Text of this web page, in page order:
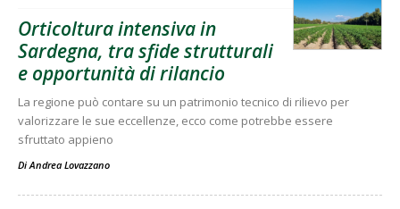
Orticoltura intensiva in
Sardegna, tra sfide strutturali
e opportunità di rilancio
La regione può contare su un patrimonio tecnico di rilievo per
valorizzare le sue eccellenze, ecco come potrebbe essere
sfruttato appieno
Di Andrea Lovazzano